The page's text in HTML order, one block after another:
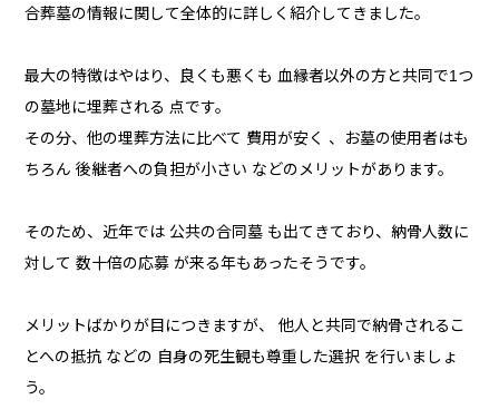
合葬墓の情報に関して全体的に詳しく紹介してきました。
最大の特徴はやはり、良くも悪くも 血縁者以外の方と共同で1つ
の墓地に埋葬される 点です。
その分、他の埋葬方法に比べて 費用が安く 、お墓の使用者はも
ちろん 後継者への負担が小さい などのメリットがあります。
そのため、近年では 公共の合同墓 も出てきており、納骨人数に
対して 数十倍の応募 が来る年もあったそうです。
メリットばかりが目につきますが、 他人と共同で納骨されるこ
とへの抵抗 などの 自身の死生観も尊重した選択 を行いましょ
う。